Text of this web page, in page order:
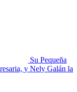
Su Pequeña
y Nely Galán la